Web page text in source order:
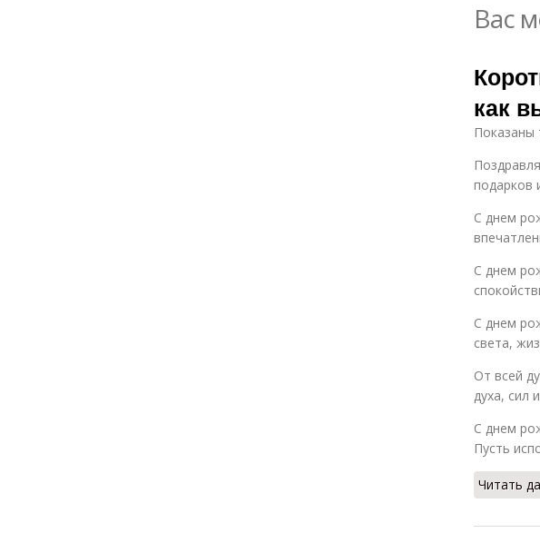
Вас
как
Показаны
подарков
С днем
С днем
С днем
света,
От всей
духа, сил
С днем
Пусть
Читать